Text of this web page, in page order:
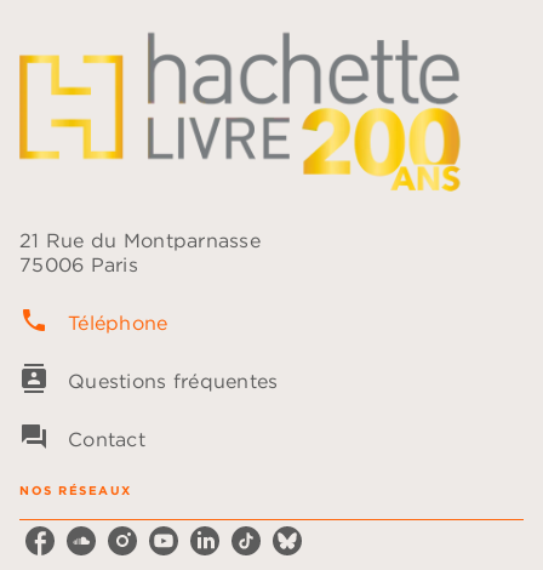
21 Rue du Montparnasse
75006 Paris
phone Téléphone
contacts Questions fréquentes
question_answer Contact
NOS RÉSEAUX